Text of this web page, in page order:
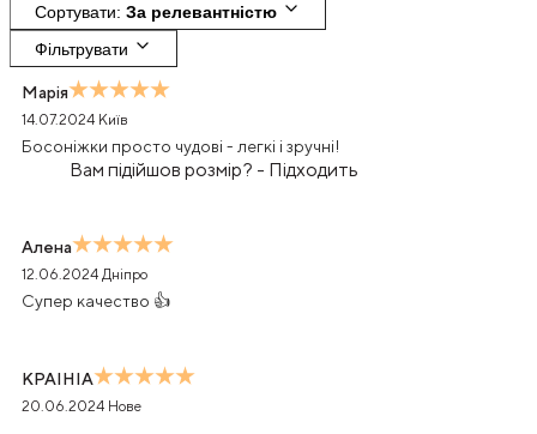
Сортувати За релевантністю
Фільтрувати
Марія
14.07.2024 Київ
Босоніжки просто чудові - легкі і зручні!
Вам підійшов розмір? - Підходить
Алена
12.06.2024 Дніпро
Супер качество 👍
КРАІНІА
20.06.2024 Нове